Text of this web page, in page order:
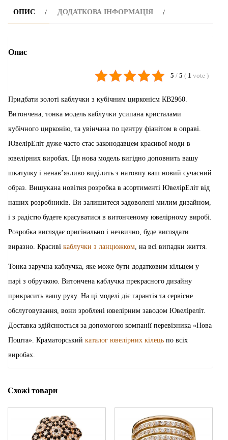
ОПИС ДОДАТКОВА ІНФОРМАЦІЯ
Опис
5 / 5 ( 1 vote )
Придбати золоті каблучки з кубічним цирконієм КВ2960.
Витончена, тонка модель каблучки усипана кристалами
кубічного цирконію, та увінчана по центру фіанітом в оправі.
ЮвелірЕліт дуже часто стає законодавцем красивої моди в
ювелірних виробах. Ця нова модель вигідно доповнить вашу
шкатулку і ненав’язливо виділить з натовпу ваш новий сучасний
образ. Вишукана новітня розробка в асортименті ЮвелірЕліт від
наших розробників. Ви залишитеся задоволені милим дизайном,
і з радістю будете красуватися в витонченому ювелірному виробі.
Розробка виглядає оригінально і незвично, буде виглядати
виразно. Красиві каблучки з ланцюжком , на всі випадки життя.
Тонка заручна каблучка, яке може бути додатковим кільцем у
парі з обручкою. Витончена каблучка прекрасного дизайну
прикрасить вашу руку. На ці моделі діє гарантія та сервісне
обслуговування, вони зроблені ювелірним заводом Ювеліреліт.
Доставка здійснюється за допомогою компанії перевізника «Нова
Пошта». Краматорський каталог ювелірних кілець по всіх
виробах.
Схожі товари